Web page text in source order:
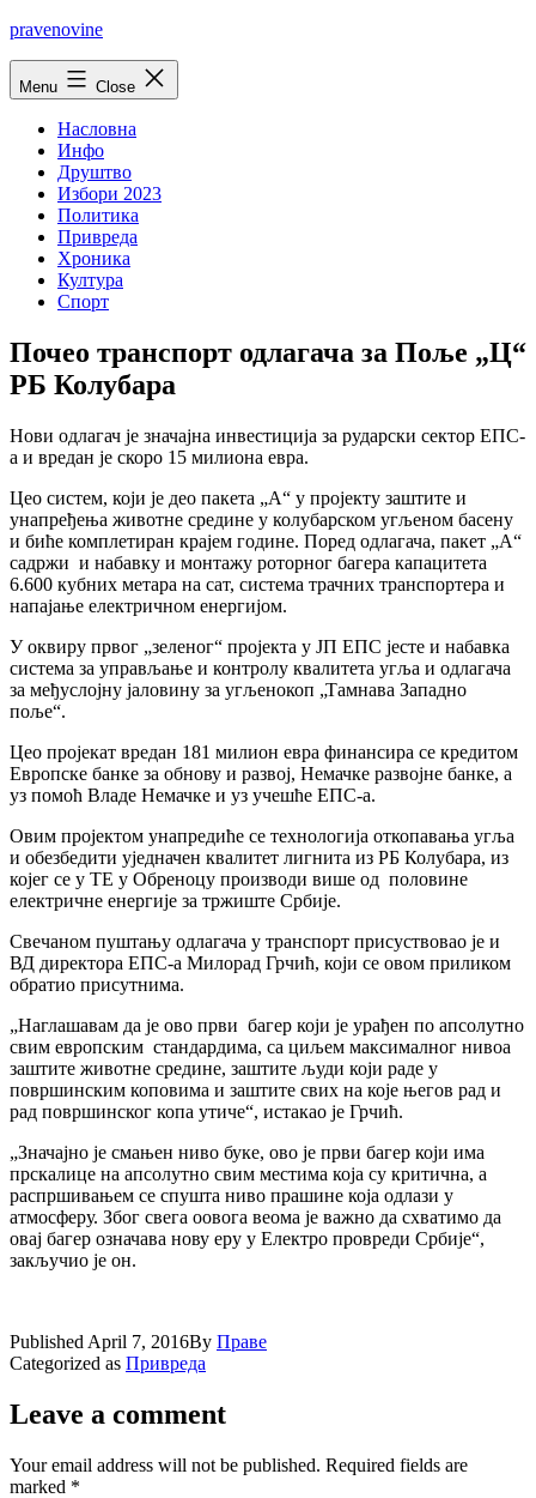
Skip
pravenovine
Menu Close
Насловна
Инфо
Друштво
Избори 2023
Политика
Привреда
Хроника
Култура
Спорт
Почео транспорт одлагача за Поље „Ц“
РБ Колубара
Нови одлагач је значајна инвестиција за рударски сектор ЕПС-
а и вредан је скоро 15 милиона евра.
Цео систем, који је део пакета „А“ у пројекту заштите и
унапређења животне средине у колубарском угљеном басену
и биће комплетиран крајем године. Поред одлагача, пакет „А“
садржи и набавку и монтажу роторног багера капацитета
6.600 кубних метара на сат, система трачних транспортера и
напајање електричном енергијом.
У оквиру првог „зеленог“ пројекта у ЈП ЕПС јесте и набавка
система за управљање и контролу квалитета угља и одлагача
за међуслојну јаловину за угљенокоп „Тамнава Западно
поље“.
Цео пројекат вредан 181 милион евра финансира се кредитом
Европске банке за обнову и развој, Немачке развојне банке, а
уз помоћ Владе Немачке и уз учешће ЕПС-a.
Овим пројектом унапредиће се технологија откопавања угља
и обезбедити уједначен квалитет лигнита из РБ Колубара, из
којег се у ТЕ у Обреноцу производи више од половине
електричне енергије за тржиште Србије.
Свечаном пуштању одлагача у транспорт присуствовао је и
ВД директора ЕПС-а Милорад Грчић, који се овом приликом
обратио присутнима.
„Наглашавам да је ово први багер који је урађен по апсолутно
свим европским стандардима, са циљем максималног нивоа
заштите животне средине, заштите људи који раде у
површинским коповима и заштите свих на које његов рад и
рад површинског копа утиче“, истакао је Грчић.
„Значајно је смањен ниво буке, ово је први багер који има
прскалице на апсолутно свим местима која су критична, а
распршивањем се спушта ниво прашине која одлази у
атмосферу. Због свега оовога веома је важно да схватимо да
овај багер означава нову еру у Електро провреди Србије“,
закључио је он.
Published April 7, 2016By Праве
Categorized as Привреда
Leave a comment
Your email address will not be published. Required fields are
marked *